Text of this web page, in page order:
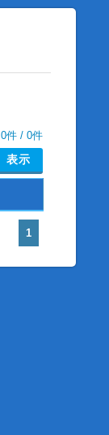
0件 / 0件
1